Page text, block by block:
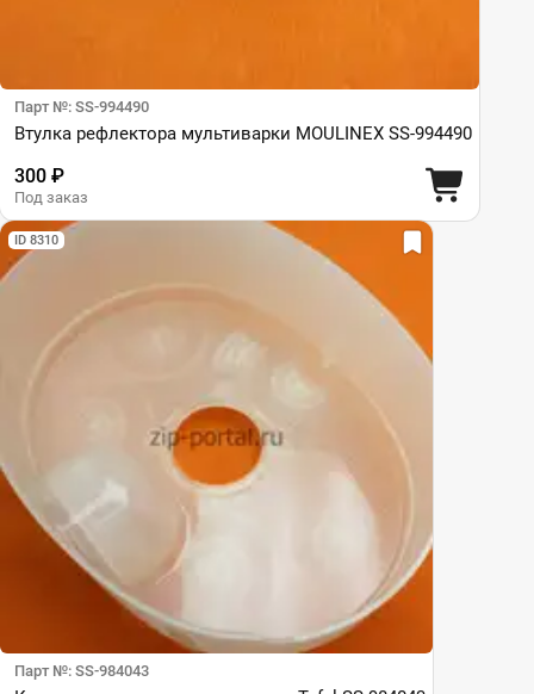
Парт №: SS-994490
Втулка рефлектора мультиварки MOULINEX SS-994490
300 ₽
Под заказ
ID 8310
Парт №: SS-984043